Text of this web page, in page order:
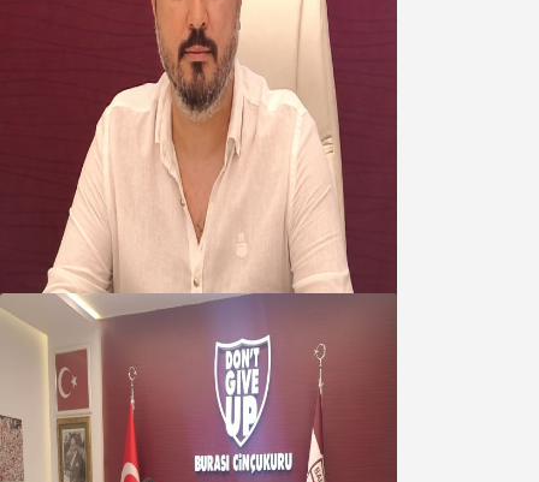
Oğuzbeyi’nden Balıkesirspor
yönetimine cevap : Herkes kendine
yakışanı yapar, buluttan nem
kapmayın!
07 Ağustos 2026